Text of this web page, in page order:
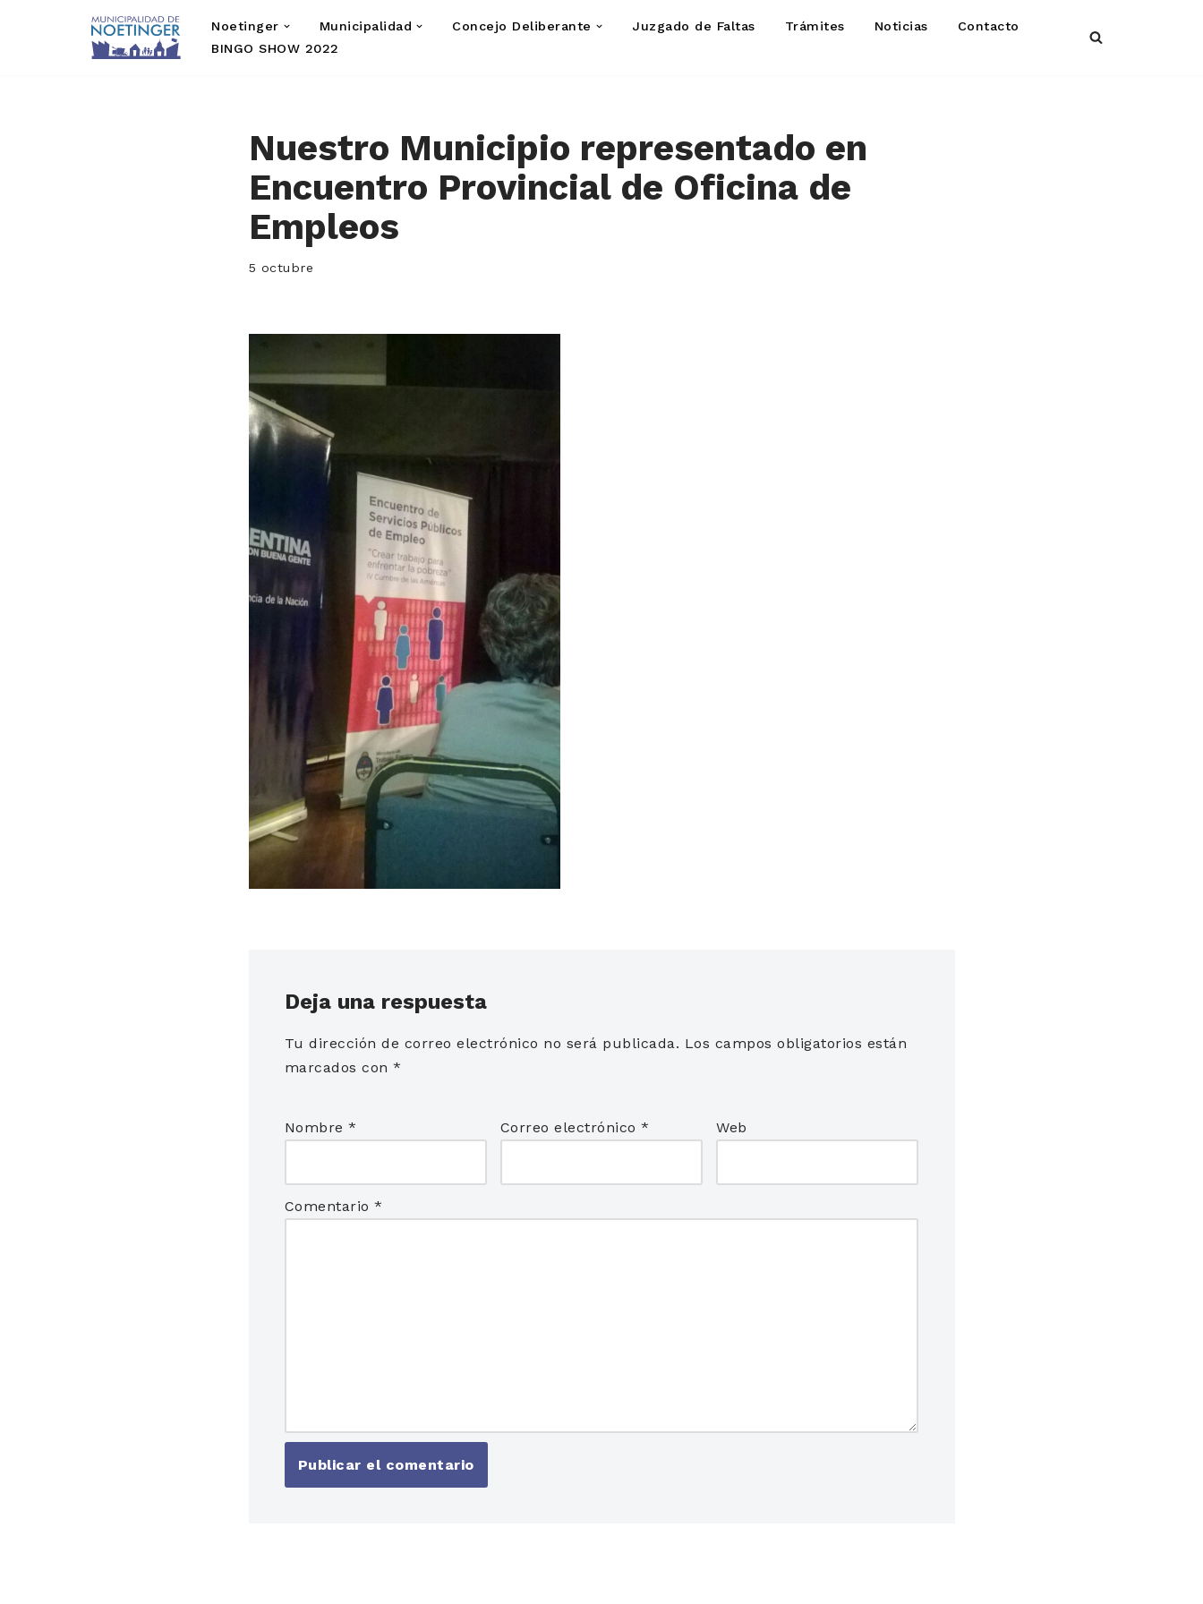
Noetinger Municipalidad Concejo Deliberante Juzgado de Faltas Trámites Noticias
Contacto
BINGO SHOW 2022
Nuestro Municipio representado en
Encuentro Provincial de Oficina de
Empleos
5 octubre
Deja una respuesta
Tu dirección de correo electrónico no será publicada. Los campos obligatorios están
marcados con *
Nombre * Correo electrónico* Web
Comentario *